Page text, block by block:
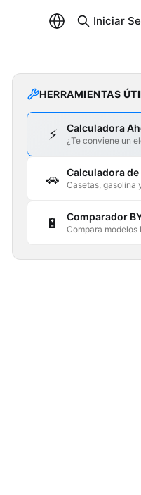
Iniciar
HERRAMIENTAS
⚡ Calculadora
¿Te conviene un
🚗 Calculadora de
Casetas, gasolina
🔋 Comparador
Compara modelos